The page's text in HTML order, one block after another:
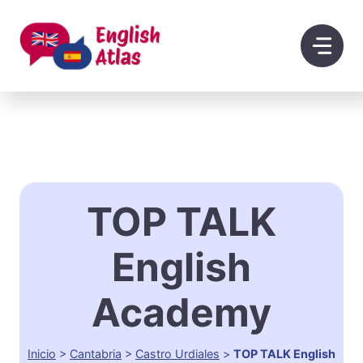
contenido
TOP TALK
English
Academy
Inicio > Cantabria > Castro Urdiales > TOP TALK English